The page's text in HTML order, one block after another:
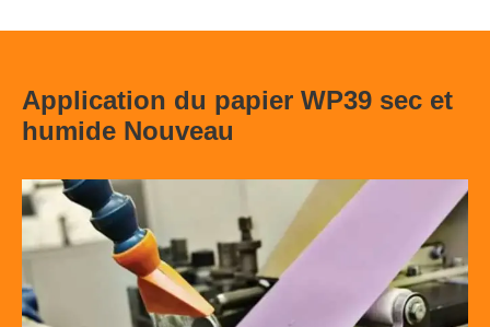
Application du papier WP39 sec et
humide Nouveau